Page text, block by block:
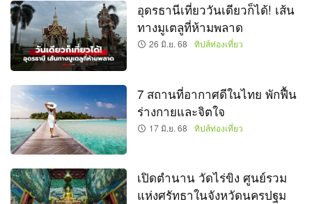
อุดรธานีเที่ยววันเดียวก็ได้! เส้น
ทางมูเตลูที่ห้ามพลาด
26 มิ.ย. 68 ทิปส์ท่องเที่ยว
7 สถานที่อากาศดีในไทย พักฟื้น
ร่างกายและจิตใจ
17 มิ.ย. 68 ทิปส์ท่องเที่ยว
เปิดตำนาน วัดไร่ขิง ศูนย์รวม
แห่งศรัทธาในจังหวัดนครปฐม